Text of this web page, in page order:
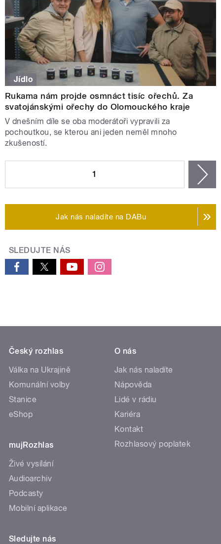
Jídlo
Rukama nám projde osmnáct tisíc ořechů. Za
svatojánskými ořechy do Olomouckého kraje
V dnešním díle se oba moderátoři vypravili za
pochoutkou, se kterou ani jeden neměl mnoho
zkušeností.
1
Jak nás naladíte na DABu
SLEDUJTE NÁS
Český rozhlas
Válka na Ukrajině
Komunální volby
Stanice
eShop
mujRozhlas
Živé vysílání
Audioarchiv
Podcasty
Mobilní aplikace
O nás
Jak nás naladíte
Nápověda
Lidé v rádiu
Kariéra
Kontakt
Rozhlasový poplatek
Sledujte nás